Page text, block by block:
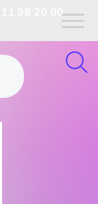
911 98 20 00